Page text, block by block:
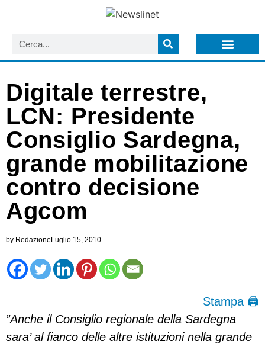
Digitale terrestre,
LCN: Presidente
Consiglio Sardegna,
grande mobilitazione
contro decisione
Agcom
by RedazioneLuglio 15, 2010
Stampa 🖨
”Anche il Consiglio regionale della Sardegna
sara’ al fianco delle altre istituzioni nella grande